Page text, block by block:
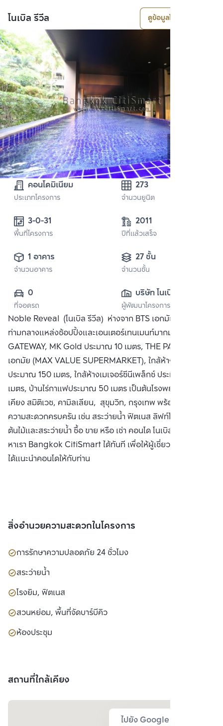
โนเบิล รีวีล ดูข้อมูลโครงการ
คอนโดมิเนียม
ประเภทโครงการ
273
จำนวนยูนิต
พื้นที่โครงการ
2011
ปีที่แล้วเสร็จ
1 อาคาร
จำนวนอาคาร
27 ชั้น
จำนวนชั้น
0
ที่จอดรถ
บริษัท โนเบิล ดี
เวลลอปเมนท์ จำกัด
(มหาชน)
ผู้พัฒนาโครงการ
Noble Reveal (โนเบิล รีวีล) ห่างจาก BTS เอกมัย 200 เมตร
ท่ามกลางแหล่งช้อปปิ้งและเอนเตอร์เทนเมนท์มากมาย เช่น ห้าง
GATEWAY, MK Gold ประมาณ 10 เมตร, THE PARKLANE
เอกมัย (MAX VALUE SUPERMARKET), ใกล้ห้าง Big C
ประมาณ 150 เมตร, ใกล้ห้างเมเจอร์ซีนีเพล็กซ์ ประมาณ 200
เมตร, บ้านไร่กาแฟประมาณ 50 เมตร เป็นต้นโรงพยาบาลใกล้
เคียง สมิติเวช, คามิลเลียน, สุขุมวิท, กรุงเทพ พร้อมสิ่งอำนวย
ความสะดวกครบครัน เช่น สระว่ายน้ำ ฟิตเนส ลิฟท์โดยสาร สวน
ต้นไม้และสระว่ายน้ำ ซื้อ ขาย หรือ เช่า คอนโด โนเบิล รีวีล ติดต่อ
หาเรา Bangkok CitiSmart ได้ทันที เพื่อให้ผู้เชี่ยวชาญของเรา
ได้แนะนำคอนโดให้กับท่าน
สิ่งอำนวยความสะดวกในโครงการ
การรักษาความปลอดภัย 24 ชั่วโมง
สระว่ายน้ำ
โรงยิม, ฟิตเนส
สวนหย่อม, พื้นที่จัดบาร์บีคิว
ห้องประชุม
สถานที่ใกล้เคียง
ไปยัง Google Map